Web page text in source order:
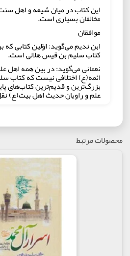
این کتاب در میان شیعه و اهل
مخالفان بسیاری است.
موافقان
ابن ندیم می‌گوید: اوّلین کتابی
کتاب سلیم بن قیس هلالی است.
نعمانی می‌گوید: در بین همه اهل
ائمه(ع) اختلافی نیست که کتاب
بزرگ‌ترین و قدیم‌ترین کتاب‌های
علم و راویان حدیث اهل بیت(ع)
میر حامد حسین می‌گوید: کتاب
سزاوار است در حقّ آن گفته شود
همه کتاب‌های شیعه است همان
این مطلب معترف است.
محمد باقر خوانساری صاحب
اوّلین تألیف و تدوین در اسلام
محدث قمی می‌گوید: کتاب سلیم
برای شیعه ظاهر شده و بین
شیخ مفید در کتاب تصحیح
عمل به اکثر این کتاب به جهت
محصولات مرتبط